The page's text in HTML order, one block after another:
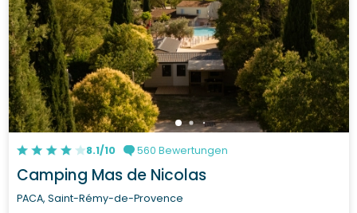
8.1/10 560 Bewertungen
Camping Mas de Nicolas
PACA, Saint-Rémy-de-Provence